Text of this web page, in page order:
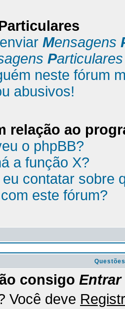
articulares
Mensagens
Particulares
neste fórum
abusivos!
relação ao
o phpBB?
a função X?
contatar sobre
este fórum?
consigo Entrar
Você deve